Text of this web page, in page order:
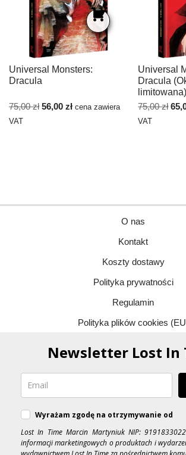
Universal Monsters:
Dracula
75,00zł 56,00 zł cena zawiera
VAT
Universal
Dracula
limitowana)
75,00zł
VAT
O nas
Kontakt
Koszty dostawy
Polityka prywatności
Regulamin
Polityka plików cookies
Newsletter Lost In
Wyrażam zgodę na otrzymywanie od
Lost In Time Marcin Martyniuk NIP:
informacji marketingowych o produktach i